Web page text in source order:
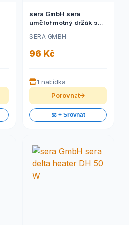
sera GmbH sera
umělohmotný držák se
mm
SERA GMBH
96 Kč
1 nabídka
Porovnat
⚖️ + Srovnat